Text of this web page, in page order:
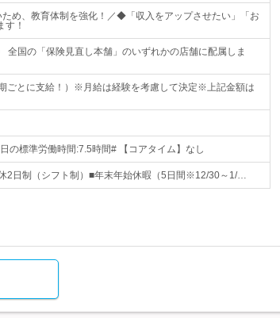
ため、教育体制を強化！／◆「収入をアップさせたい」「お
す！
全国の「保険見直し本舗」のいずれかの店舗に配属しま
ごとに支給！）※月給は経験を考慮して決定※上記金額は
標準労働時間:7.5時間# 【コアタイム】なし
日制（シフト制）■年末年始休暇（5日間※12/30～1/…